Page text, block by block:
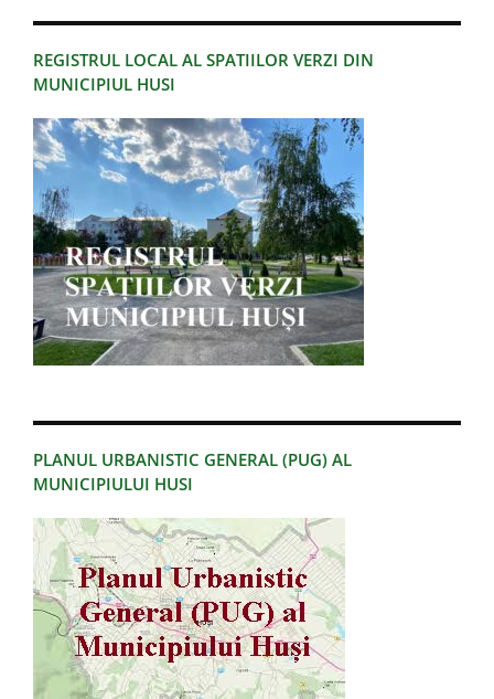
REGISTRUL LOCAL AL SPATIILOR VERZI DIN
MUNICIPIUL HUSI
PLANUL URBANISTIC GENERAL (PUG) AL
MUNICIPIULUI HUSI